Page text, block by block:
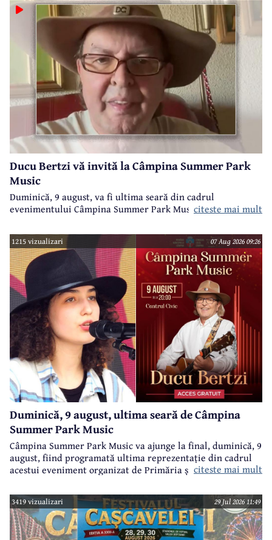
Ducu Bertzi vă invită la Câmpina Summer Park
Music
Duminică, 9 august, va fi ultima seară din cadrul
evenimentului Câmpina Summer Park Music 2026.citeste mai mult
1215 vizualizari 07 Aug 2026 09:26
Duminică, 9 august, ultima seară de Câmpina
Summer Park Music
Câmpina Summer Park Music va ajunge la final, duminică, 9
august, fiind programată ultima reprezentație din cadrul
acestui eveniment organizat de Primăria și Consiliul Local
citeste mai mult
3419 vizualizari 29 Jul 2026 11:49